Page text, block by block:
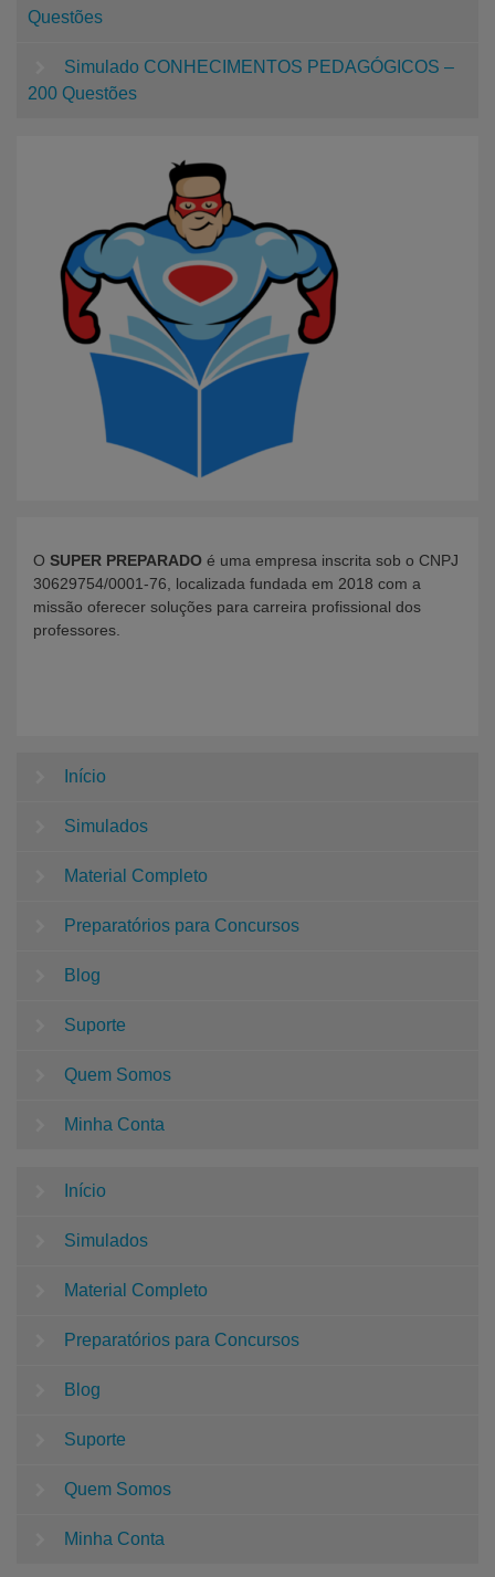
Questões
Simulado CONHECIMENTOS PEDAGÓGICOS –
200 Questões
O SUPER PREPARADO é uma empresa inscrita sob o CNPJ
30629754/0001-76, localizada fundada em 2018 com a
missão oferecer soluções para carreira profissional dos
professores.
Início
Simulados
Material Completo
Preparatórios para Concursos
Blog
Suporte
Quem Somos
Minha Conta
Início
Simulados
Material Completo
Preparatórios para Concursos
Blog
Suporte
Quem Somos
Minha Conta